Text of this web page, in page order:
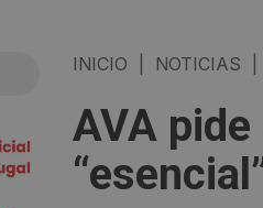
INICIO NOTICIAS
AVA